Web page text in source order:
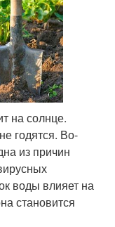
на солнце.
годятся. Во-
из причин
воды влияет на
становится